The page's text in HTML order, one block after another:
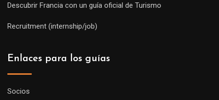
Descubrir Francia con un guía oficial de Turismo
Recruitment (internship/job)
Enlaces para los guías
Socios